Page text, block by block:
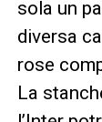
sola un
diversa
rose
La